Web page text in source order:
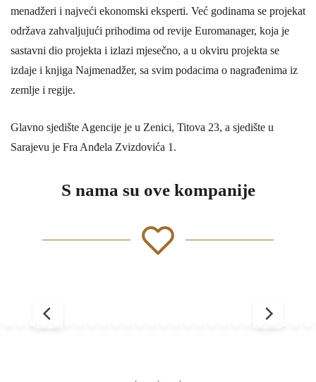
menadžeri i najveći ekonomski eksperti. Već godinama se projekat
održava zahvaljujući prihodima od revije Euromanager, koja je
sastavni dio projekta i izlazi mjesečno, a u okviru projekta se
izdaje i knjiga Najmenadžer, sa svim podacima o nagrađenima iz
zemlje i regije.
Glavno sjedište Agencije je u Zenici, Titova 23, a sjedište u
Sarajevu je Fra Anđela Zvizdovića 1.
S nama su ove kompanije